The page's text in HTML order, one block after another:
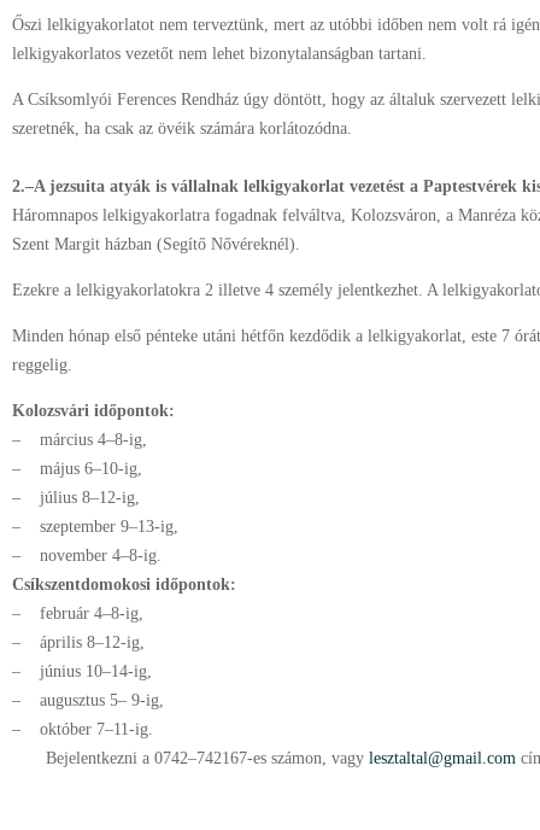
Őszi lelkigyakorlatot nem terveztünk, mert az utóbbi időben nem volt rá
lelkigyakorlatos vezetőt nem lehet bizonytalanságban tartani.
A Csíksomlyói Ferences Rendház úgy döntött, hogy az általuk szervezett
szeretnék, ha csak az övéik számára korlátozódna.
2.–A jezsuita atyák is vállalnak lelkigyakorlat vezetést a Paptestvérek
Háromnapos lelkigyakorlatra fogadnak felváltva, Kolozsváron, a Manréza
Szent Margit házban (Segítő Nővéreknél).
Ezekre a lelkigyakorlatokra 2 illetve 4 személy jelentkezhet. A
Minden hónap első pénteke utáni hétfőn kezdődik a lelkigyakorlat, este 7
reggelig.
Kolozsvári időpontok:
– március 4–8-ig,
– május 6–10-ig,
– július 8–12-ig,
– szeptember 9–13-ig,
– november 4–8-ig.
Csíkszentdomokosi időpontok:
– február 4–8-ig,
– április 8–12-ig,
– június 10–14-ig,
– augusztus 5– 9-ig,
– október 7–11-ig.
Bejelentkezni a 0742–742167-es számon, vagy lesztaltal@gmail.com